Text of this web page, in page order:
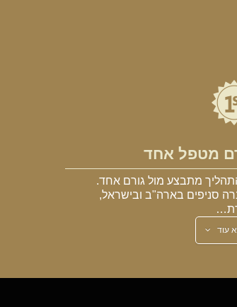
מטפל אחד
מתבצע מול גורם אחד.
סניפים בארה"ב ובישראל,
עוד